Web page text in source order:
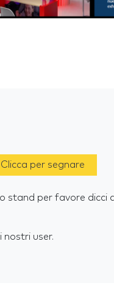
Clicca per segnare
stand per favore dicci
nostri user.